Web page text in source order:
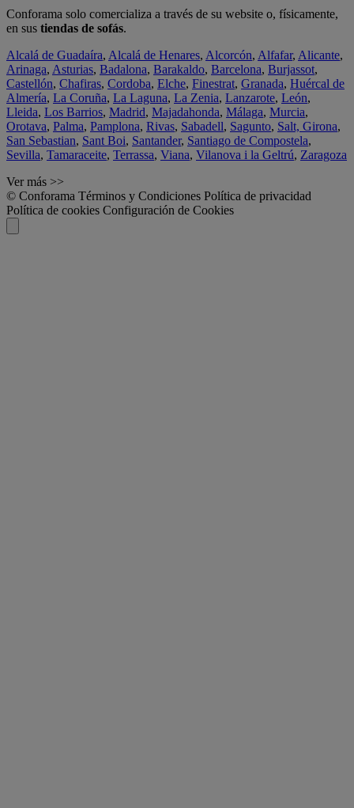
Conforama solo comercializa a través de su website o, físicamente,
en sus tiendas de sofás.
Alcalá de Guadaíra, Alcalá de Henares, Alcorcón, Alfafar, Alicante,
Arinaga, Asturias, Badalona, Barakaldo, Barcelona, Burjassot,
Castellón, Chafiras, Cordoba, Elche, Finestrat, Granada, Huércal de
Almería, La Coruña, La Laguna, La Zenia, Lanzarote, León,
Lleida, Los Barrios, Madrid, Majadahonda, Málaga, Murcia,
Orotava, Palma, Pamplona, Rivas, Sabadell, Sagunto, Salt, Girona,
San Sebastian, Sant Boi, Santander, Santiago de Compostela,
Sevilla, Tamaraceite, Terrassa, Viana, Vilanova i la Geltrú, Zaragoza
Ver más >>
© Conforama Términos y Condiciones Política de privacidad
Política de cookies Configuración de Cookies